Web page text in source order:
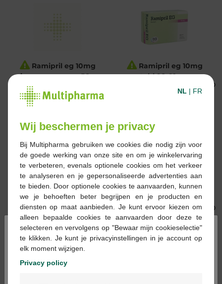
Ramipril eg 10mg
impexeco comp 56 x
Ramipril eg 10mg
tabl 98x10mg
Ramipril eg 2,5 mg
tabl 98 x 2,5 mg
Ramipril eg 5mg
impexeco comp 28 x
5mg pip
×
NL | FR
Wij beschermen je privacy
Bij Multipharma gebruiken we cookies die nodig zijn voor
de goede werking van onze site en om je winkelervaring
te verbeteren, evenals optionele cookies om het verkeer
te analyseren en je gepersonaliseerde advertenties aan
te bieden. Door optionele cookies te aanvaarden, kunnen
we je behoeften beter begrijpen en je producten en
diensten op maat aanbieden. Je kunt ervoor kiezen om
alleen bepaalde cookies te aanvaarden door deze te
selecteren en vervolgens op "Bewaar mijn cookieselectie"
te klikken. Je kunt je privacyinstellingen in je account op
elk moment wijzigen.
Privacy policy